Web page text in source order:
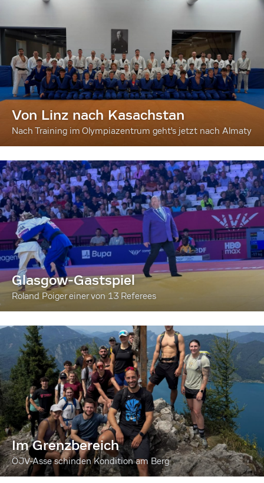
Von Linz nach Kasachstan
Nach Training im Olympiazentrum geht's jetzt nach Almaty
Glasgow-Gastspiel
Roland Poiger einer von 13 Referees
Im Grenzbereich
ÖJV-Asse schinden Kondition am Berg